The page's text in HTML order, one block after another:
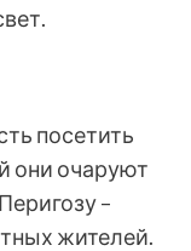
посетить
они очаруют
–
жителей.